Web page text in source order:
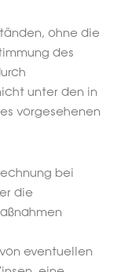
ohne die
des
unter den in
vorgesehenen
bei
die
eventuellen